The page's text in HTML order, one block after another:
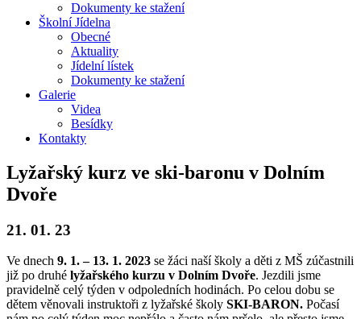
Dokumenty ke stažení
ŠkolníJídelna
Obecné
Aktuality
Jídelní lístek
Dokumenty ke stažení
Galerie
Videa
Besídky
Kontakty
Lyžařský kurz ve ski-baronu v Dolním
Dvoře
21. 01. 23
Ve dnech 9. 1. – 13. 1. 2023 se žáci naší školy a děti z MŠ zúčastnili
již po druhé lyžařského kurzu v Dolním Dvoře. Jezdili jsme
pravidelně celý týden v odpoledních hodinách. Po celou dobu se
dětem věnovali instruktoři z lyžařské školy SKI-BARON. Počasí